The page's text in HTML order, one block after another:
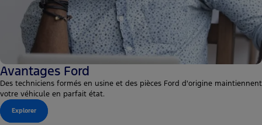
Avantages Ford
Des techniciens formés en usine et des pièces Ford d'origine maintiennent
votre véhicule en parfait état.
Explorer